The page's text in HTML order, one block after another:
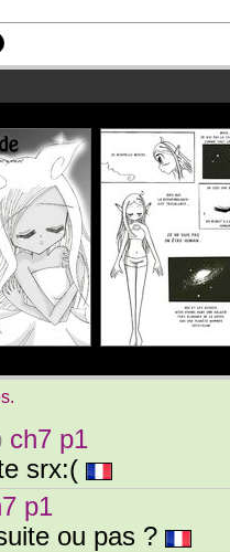
ch7 p1
srx:(
p1
ou pas ?